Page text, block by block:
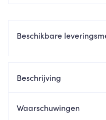
Beschikbare
Beschrijving
Waarschuwingen